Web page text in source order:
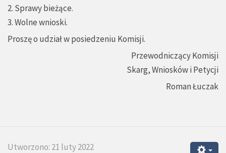
2. Sprawy bieżące.
3. Wolne wnioski.
Proszę o udział w posiedzeniu Komisji.
Przewodniczący Komisji
Skarg, Wniosków i Petycji
Roman Łuczak
Utworzono: 21 luty 2022